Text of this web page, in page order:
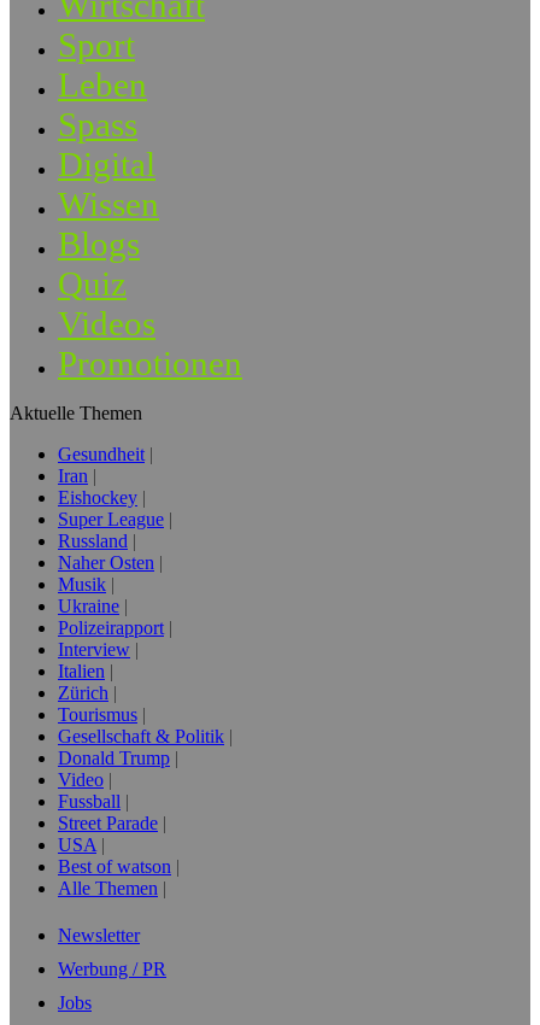
Sport
Leben
Spass
Digital
Wissen
Blogs
Quiz
Videos
Promotionen
Aktuelle Themen
Gesundheit
Iran
Eishockey
Super League
Russland
Naher Osten
Musik
Ukraine
Polizeirapport
Interview
Italien
Zürich
Tourismus
Gesellschaft & Politik
Donald Trump
Video
Fussball
Street Parade
USA
Best of watson
Alle Themen
Newsletter
Werbung / PR
Jobs